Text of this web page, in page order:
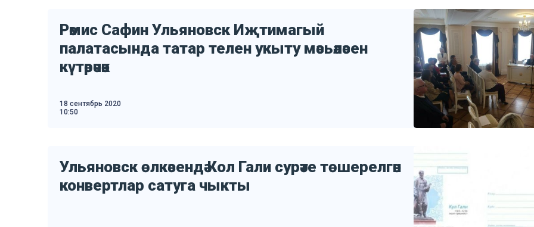
Рәмис Сафин Ульяновск Иҗтимагый
палатасында татар телен укыту мәсьәләсен
күтәрәчәк
18 сентябрь 2020
10:50
Ульяновск өлкәсендә Кол Гали сурәте төшерелгән
конвертлар сатуга чыкты